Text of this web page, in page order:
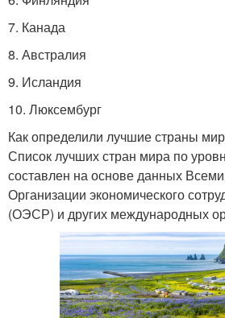
7. Канада
8. Австралия
9. Исландия
10. Люксембург
Как определили лучшие страны
Список лучших стран мира по
составлен на основе данных
Организации экономического
(ОЭСР) и других международных